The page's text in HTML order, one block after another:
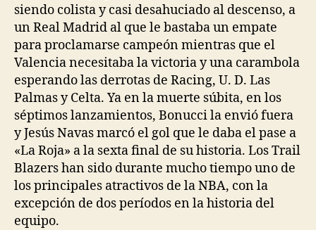
siendo colista y casi desahuciado al descenso, a
un Real Madrid al que le bastaba un empate
para proclamarse campeón mientras que el
Valencia necesitaba la victoria y una carambola
esperando las derrotas de Racing, U. D. Las
Palmas y Celta. Ya en la muerte súbita, en los
séptimos lanzamientos, Bonucci la envió fuera
y Jesús Navas marcó el gol que le daba el pase a
«La Roja» a la sexta final de su historia. Los Trail
Blazers han sido durante mucho tiempo uno de
los principales atractivos de la NBA, con la
excepción de dos períodos en la historia del
equipo.